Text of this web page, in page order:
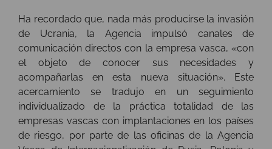
Ha recordado que, nada más producirse la invasión
de Ucrania, la Agencia impulsó canales de
comunicación directos con la empresa vasca, «con
el objeto de conocer sus necesidades y
acompañarlas en esta nueva situación». Este
acercamiento se tradujo en un seguimiento
individualizado de la práctica totalidad de las
empresas vascas con implantaciones en los países
de riesgo, por parte de las oficinas de la Agencia